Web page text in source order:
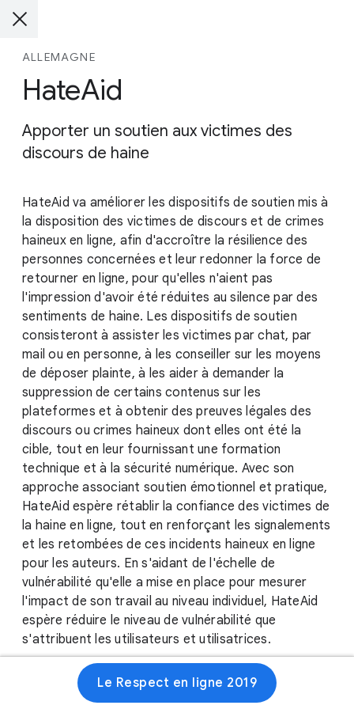
ALLEMAGNE
HateAid
Apporter un soutien aux victimes des
discours de haine
HateAid va améliorer les dispositifs de soutien mis à
la disposition des victimes de discours et de crimes
haineux en ligne, afin d'accroître la résilience des
personnes concernées et leur redonner la force de
retourner en ligne, pour qu'elles n'aient pas
l'impression d'avoir été réduites au silence par des
sentiments de haine. Les dispositifs de soutien
consisteront à assister les victimes par chat, par
mail ou en personne, à les conseiller sur les moyens
de déposer plainte, à les aider à demander la
suppression de certains contenus sur les
plateformes et à obtenir des preuves légales des
discours ou crimes haineux dont elles ont été la
cible, tout en leur fournissant une formation
technique et à la sécurité numérique. Avec son
approche associant soutien émotionnel et pratique,
HateAid espère rétablir la confiance des victimes de
la haine en ligne, tout en renforçant les signalements
et les retombées de ces incidents haineux en ligne
pour les auteurs. En s'aidant de l'échelle de
vulnérabilité qu'elle a mise en place pour mesurer
l'impact de son travail au niveau individuel, HateAid
espère réduire le niveau de vulnérabilité que
s'attribuent les utilisateurs et utilisatrices.
Le Respect en ligne 2019